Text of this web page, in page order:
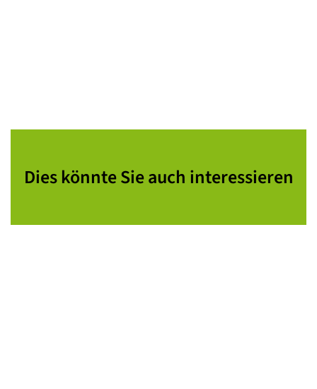
Dies könnte Sie auch interessieren